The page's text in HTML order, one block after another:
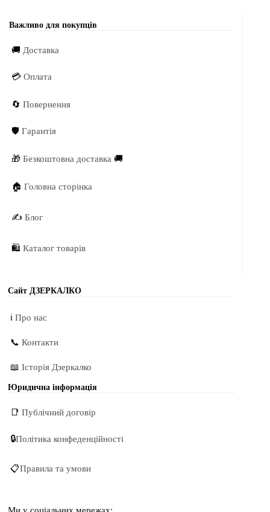
Важливо для покупців
🚚Доставка
💳Оплата
🔄Повернення
🛡️Гарантія
🎁Безкоштовна доставка 🚚
🏠Головна сторінка
✍️Блог
🛍️Каталог товарів
Сайт ДЗЕРКАЛКО
ℹ️Про нас
📞Контакти
📖Історія Дзеркалко
Юридична інформація
📑Публічний договір
🔒Політика конфеденційності
📋Правила та умови